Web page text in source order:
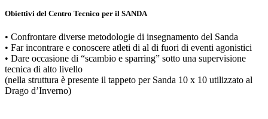
Obiettivi del Centro Tecnico per il SANDA
• Confrontare diverse metodologie di insegnamento del Sanda
• Far incontrare e conoscere atleti di al di fuori di eventi agonistici
• Dare occasione di “scambio e sparring” sotto una supervisione
tecnica di alto livello
(nella struttura è presente il tappeto per Sanda 10 x 10 utilizzato al
Drago d’Inverno)